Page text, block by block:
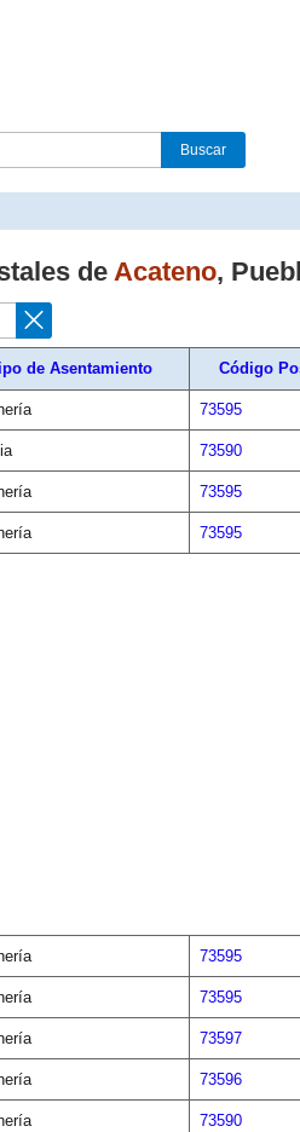
deAcateno,
de Asentamiento Código
73595
73590
73595
73595
73595
73595
73597
73596
73590